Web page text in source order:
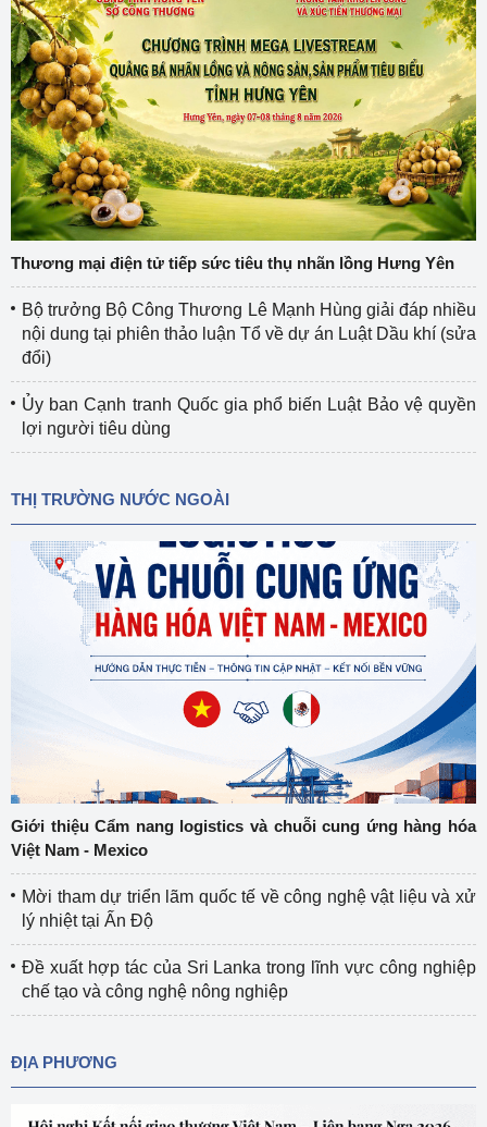
Thương mại điện tử tiếp sức tiêu thụ nhãn lồng Hưng Yên
Bộ trưởng Bộ Công Thương Lê Mạnh Hùng giải đáp nhiều
nội dung tại phiên thảo luận Tổ về dự án Luật Dầu khí (sửa
đổi)
Ủy ban Cạnh tranh Quốc gia phổ biến Luật Bảo vệ quyền
lợi người tiêu dùng
THỊ TRƯỜNG NƯỚC NGOÀI
Giới thiệu Cẩm nang logistics và chuỗi cung ứng hàng hóa
Việt Nam - Mexico
Mời tham dự triển lãm quốc tế về công nghệ vật liệu và xử
lý nhiệt tại Ấn Độ
Đề xuất hợp tác của Sri Lanka trong lĩnh vực công nghiệp
chế tạo và công nghệ nông nghiệp
ĐỊA PHƯƠNG